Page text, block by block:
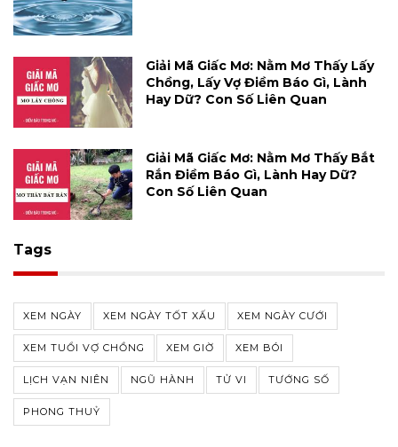
Giải Mã Giấc Mơ: Nằm Mơ Thấy Lấy
Chồng, Lấy Vợ Điềm Báo Gì, Lành
Hay Dữ? Con Số Liên Quan
Giải Mã Giấc Mơ: Nằm Mơ Thấy Bắt
Rắn Điềm Báo Gì, Lành Hay Dữ?
Con Số Liên Quan
Tags
XEM NGÀY XEM NGÀY TỐT XẤU XEM NGÀY CƯỚI
XEM TUỔI VỢ CHỒNG XEM GIỜ XEM BÓI
LỊCH VẠN NIÊN NGŨ HÀNH TỬ VI TƯỚNG SỐ
PHONG THUỶ